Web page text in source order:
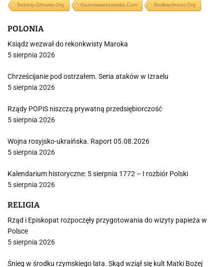
Sekrety-Zdrowia.org Gazetawarszawska.com Stolikwolnosci.org
POLONIA
Ksiądz wezwał do rekonkwisty Maroka
5 sierpnia 2026
Chrześcijanie pod ostrzałem. Seria ataków w Izraelu
5 sierpnia 2026
Rządy POPiS niszczą prywatną przedsiębiorczość
5 sierpnia 2026
Wojna rosyjsko-ukraińska. Raport 05.08.2026
5 sierpnia 2026
Kalendarium historyczne: 5 sierpnia 1772 – I rozbiór Polski
5 sierpnia 2026
RELIGIA
Rząd i Episkopat rozpoczęły przygotowania do wizyty papieża w
Polsce
5 sierpnia 2026
Śnieg w środku rzymskiego lata. Skąd wziął się kult Matki Bożej